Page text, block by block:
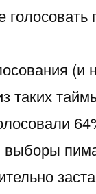
(и
таких
выборы